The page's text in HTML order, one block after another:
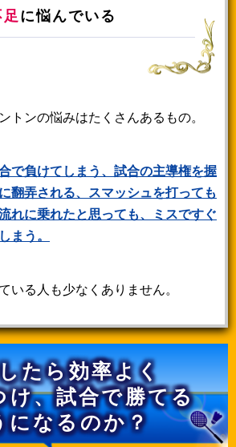
に悩んでいる
トンの悩みはたくさんあるもの。
で負けてしまう、試合の主導権を握
翻弄される、スマッシュを打っても
れに乗れたと思っても、ミスですぐ
まう。
いる人も少なくありません。
たら効率よく
け、試合で勝てる
になるのか？